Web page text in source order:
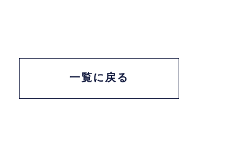
一覧に戻る